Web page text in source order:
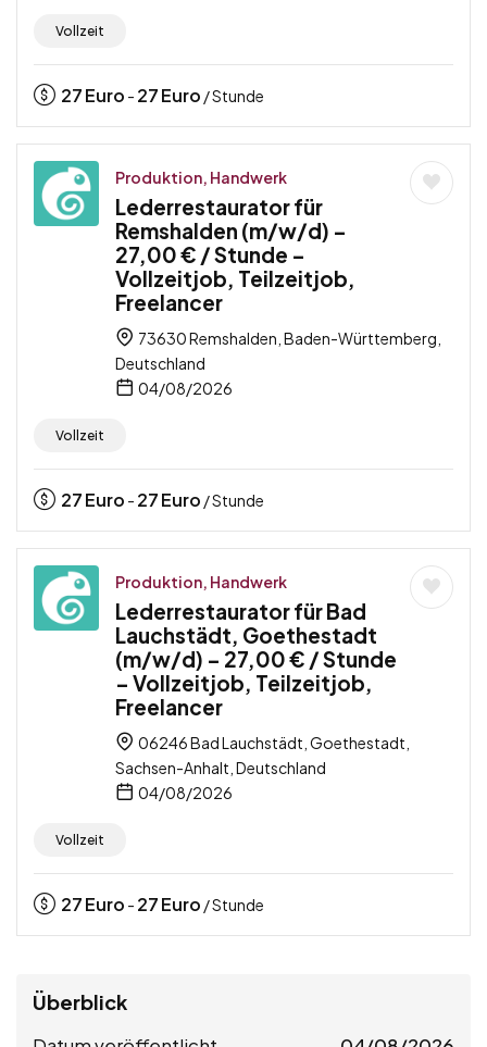
Vollzeit
27Euro - 27Euro / Stunde
Produktion, Handwerk
Lederrestaurator für
Remshalden (m/w/d) –
27,00 € / Stunde –
Vollzeitjob, Teilzeitjob,
Freelancer
73630 Remshalden, Baden-Württemberg,
Deutschland
04/08/2026
Vollzeit
27Euro - 27Euro / Stunde
Produktion, Handwerk
Lederrestaurator für Bad
Lauchstädt, Goethestadt
(m/w/d) – 27,00 € / Stunde
– Vollzeitjob, Teilzeitjob,
Freelancer
06246 Bad Lauchstädt, Goethestadt,
Sachsen-Anhalt, Deutschland
04/08/2026
Vollzeit
27Euro - 27Euro / Stunde
Überblick